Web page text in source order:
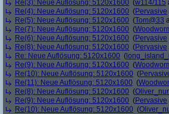
Re(3): Neue Auflösung: 5120x1600 (w114/115
Re(4): Neue Auflösung: 5120x1600 (Pervasive
Re(5): Neue Auflösung: 5120x1600 (Tom@33
Re(7): Neue Auflösung: 5120x1600 (
Re(6): Neue Auflösung: 5120x1600 (Pervasive
Re(8): Neue Auflösung: 5120x1600 (Pervasive
Re: Neue Auflösung: 5120x1600 (
Re(9): Neue Auflösung: 5120x1600 (
Re(10): Neue Auflösung: 5120x1600 (
Re(11): Neue Auflösung: 5120x1600 (
Re(8): Neue Auflösung: 5120x1600 (
Re(9): Neue Auflösung: 5120x1600 (Pervasive
Re(10): Neue Auflösung: 5120x1600 (